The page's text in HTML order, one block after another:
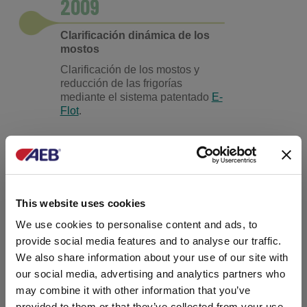
This website uses cookies
We use cookies to personalise content and ads, to
provide social media features and to analyse our traffic.
We also share information about your use of our site with
our social media, advertising and analytics partners who
may combine it with other information that you’ve
* 2023.
** Dato acumulativo 2024 (AEB Italia y AEB Portugal). Fuentes:
energía renovable, fotovoltaica, calefacción urbana.
2009
Clarificación dinámica de los
mostos
Clarificación de los mostos y
reducción de las frigorías
mediante el sistema patentado E-
Flot.
2013
Reducción del pH y
vinos con el sistema patentado
Stabymatic, que reduce el tiempo
y el consumo de energía.
2016